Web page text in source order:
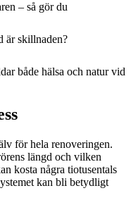
– så gör du
är skillnaden?
både hälsa och natur vid
för hela renoveringen.
längd och vilken
kosta några tiotusentals
kan bli betydligt